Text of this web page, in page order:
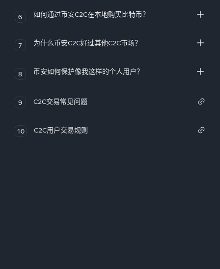
6 如何通过币安C2C在本地购买比特币？
7 为什么币安C2C好过其他C2C市场？
8 币安如何保护像我这样的个人用户？
9 C2C交易常见问题
10 C2C用户交易规则